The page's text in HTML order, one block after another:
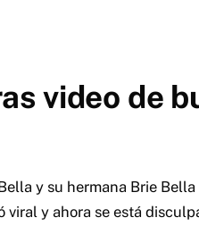
video de
y su hermana Brie
viral y ahora se está